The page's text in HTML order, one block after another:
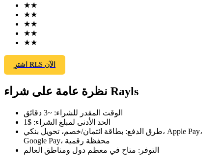
العقود الآجلة لـ COIN-M
العقود الآجلة للعملات المشفرة
★★
★★
★★
★★
★★
اشترِ RLS الآن
نظرة عامة على شراء Rayls
الوقت المقدر للشراء: ~3 دقائق
الحد الأدنى لمبلغ الشراء:
$1
طرق الدفع: بطاقة ائتمان/خصم، تحويل بنكي، Apple Pay،
Google Pay، محفظة رقمية
التوفر : متاح في معظم دول ومناطق العالم